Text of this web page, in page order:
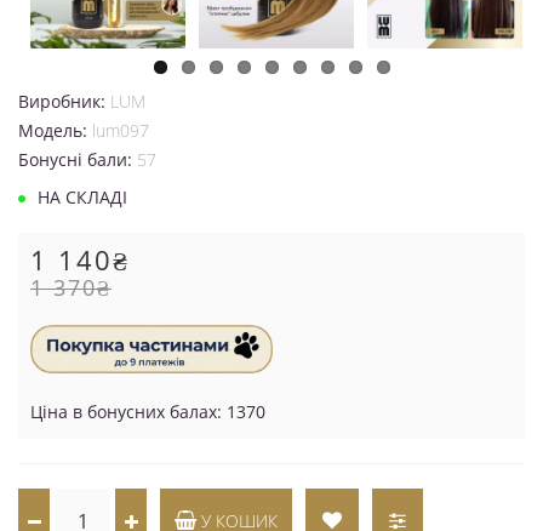
Виробник: LUM
Модель: lum097
Бонусні бали: 57
НА СКЛАДІ
1 140₴
1 370₴
Ціна в бонусних балах: 1370
У КОШИК